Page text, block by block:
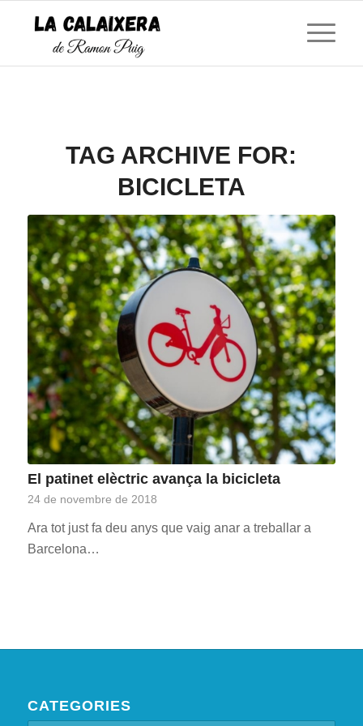
TAG ARCHIVE FOR:
BICICLETA
El patinet elèctric avança la bicicleta
24 de novembre de 2018
Ara tot just fa deu anys que vaig anar a treballar a
Barcelona…
CATEGORIES